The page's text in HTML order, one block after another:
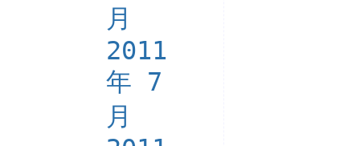
月
2011
年 7
月